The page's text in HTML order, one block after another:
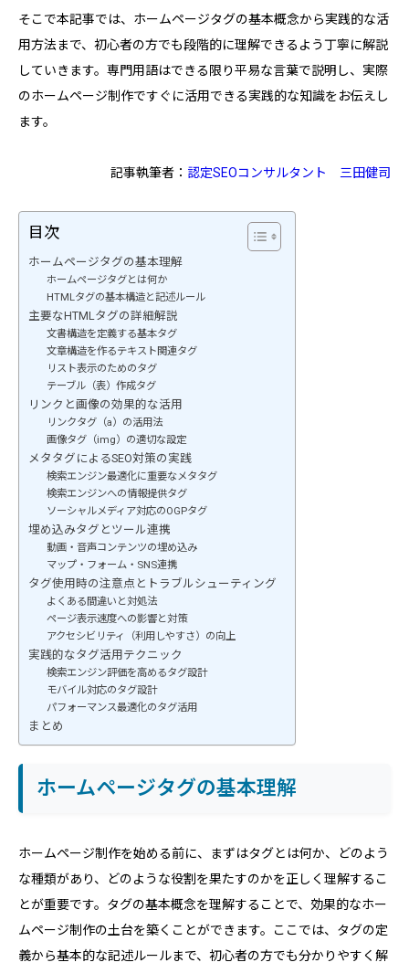
そこで本記事では、ホームページタグの基本概念から実践的な活
用方法まで、初心者の方でも段階的に理解できるよう丁寧に解説
していきます。専門用語はできる限り平易な言葉で説明し、実際
のホームページ制作ですぐに活用できる実践的な知識をお伝えし
ます。
記事執筆者： 認定SEOコンサルタント 三田健司
目次
ホームページタグの基本理解
ホームページタグとは何か
HTMLタグの基本構造と記述ルール
主要なHTMLタグの詳細解説
文書構造を定義する基本タグ
文章構造を作るテキスト関連タグ
リスト表示のためのタグ
テーブル（表）作成タグ
リンクと画像の効果的な活用
リンクタグ（a）の活用法
画像タグ（img）の適切な設定
メタタグによるSEO対策の実践
検索エンジン最適化に重要なメタタグ
検索エンジンへの情報提供タグ
ソーシャルメディア対応のOGPタグ
埋め込みタグとツール連携
動画・音声コンテンツの埋め込み
マップ・フォーム・SNS連携
タグ使用時の注意点とトラブルシューティング
よくある間違いと対処法
ページ表示速度への影響と対策
アクセシビリティ（利用しやすさ）の向上
実践的なタグ活用テクニック
検索エンジン評価を高めるタグ設計
モバイル対応のタグ設計
パフォーマンス最適化のタグ活用
まとめ
ホームページタグの基本理解
ホームページ制作を始める前に、まずはタグとは何か、どのよう
な種類があり、どのような役割を果たすのかを正しく理解するこ
とが重要です。タグの基本概念を理解することで、効果的なホー
ムページ制作の土台を築くことができます。ここでは、タグの定
義から基本的な記述ルールまで、初心者の方でも分かりやすく解